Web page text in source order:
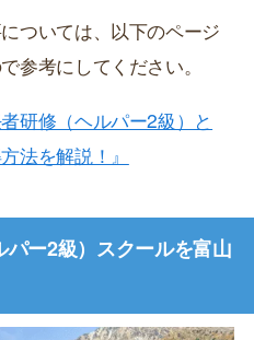
ついては、以下のページ
参考にしてください。
研修（ヘルパー2級）と
法を解説！』
ー2級）スクールを富山